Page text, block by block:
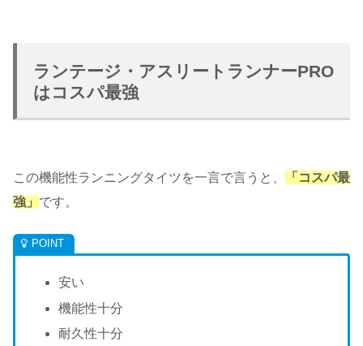
ランテージ・アスリートランナーPRO
はコスパ最強
この機能性ランニングタイツを一言で言うと、
「コスパ最
強」 です。
安い
機能性十分
耐久性十分